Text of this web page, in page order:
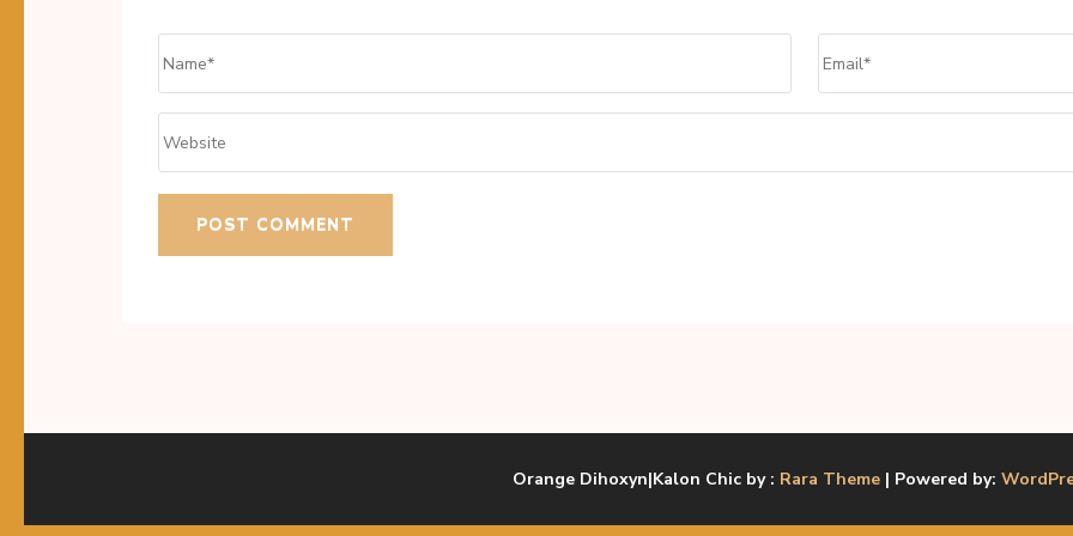
Name Email
Website
Orange Dihoxyn|Kalon Chic by : Rara Theme | Powered by: